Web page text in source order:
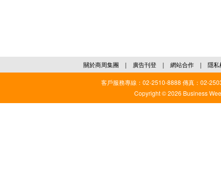
關於商周集團 ｜ 廣告刊登 ｜ 網站合作 ｜ 隱私
客戶服務專線：02-2510-8888 傳真：02-
Copyright © 2026 Business